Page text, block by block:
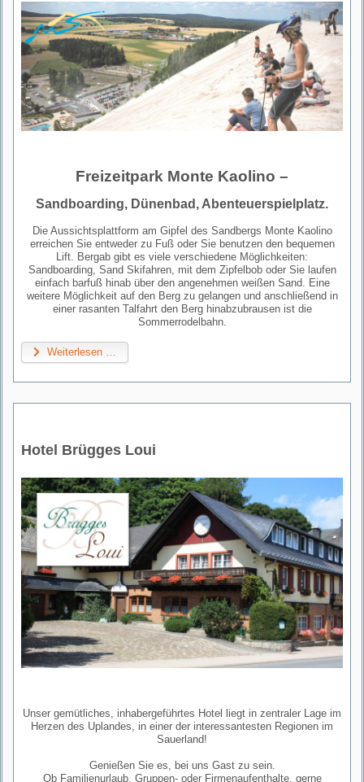
Freizeitpark Monte Kaolino –
Sandboarding, Dünenbad, Abenteuerspielplatz.
Die Aussichtsplattform am Gipfel des Sandbergs Monte Kaolino
erreichen Sie entweder zu Fuß oder Sie benutzen den bequemen
Lift. Bergab gibt es viele verschiedene Möglichkeiten:
Sandboarding, Sand Skifahren, mit dem Zipfelbob oder Sie laufen
einfach barfuß hinab über den angenehmen weißen Sand. Eine
weitere Möglichkeit auf den Berg zu gelangen und anschließend in
einer rasanten Talfahrt den Berg hinabzubrausen ist die
Sommerrodelbahn.
Weiterlesen …
Hotel Brügges Loui
Unser gemütliches, inhabergeführtes Hotel liegt in zentraler Lage im
Herzen des Uplandes, in einer der interessantesten Regionen im
Sauerland!
Genießen Sie es, bei uns Gast zu sein.
Ob Familienurlaub, Gruppen- oder Firmenaufenthalte, gerne